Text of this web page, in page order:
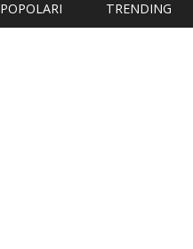
POPOLARI TRENDING